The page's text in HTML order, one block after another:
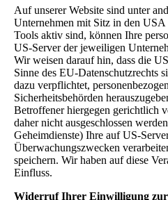
Auf unserer Website sind unter
Unternehmen mit Sitz in den USA
Tools aktiv sind, können Ihre
US-Server der jeweiligen
Wir weisen darauf hin, dass die
Sinne des EU-Datenschutzrechts
dazu verpflichtet,
Sicherheitsbehörden
Betroffener hiergegen gerichtlich
daher nicht ausgeschlossen
Geheimdienste) Ihre auf US-
Überwachungszwecken
speichern. Wir haben auf diese
Einfluss.
Widerruf Ihrer Einwilligung